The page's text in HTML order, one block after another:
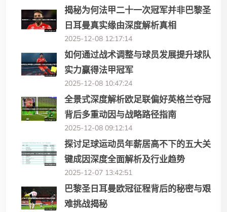
揭秘为何法甲二十一次冠军并非巴黎圣
日耳曼真实缘由深度解析真相
2025-12-08 12:17:14
如何通过战术调整与球员发展提升球队
实力赢得法甲冠军
2025-12-08 10:47:24
全景式深度解析欧足联偏好英格兰夺冠
背后多重动因与战略路径指南
2025-12-08 09:12:14
探讨足球运动员年薪居高不下的五大关
键成因深度全面解析及行业趋势
2025-12-07 13:42:51
巴黎圣日耳曼欧冠征程背后的秘密与艰
难挑战揭秘